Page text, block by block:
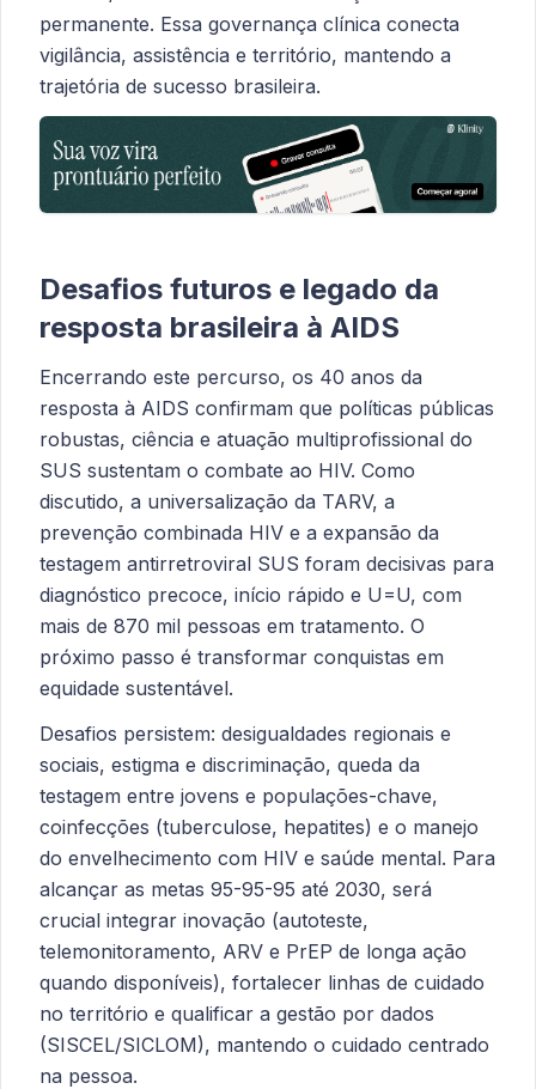
permanente. Essa governança clínica conecta
vigilância, assistência e território, mantendo a
trajetória de sucesso brasileira.
Desafios futuros e legado da
resposta brasileira à AIDS
Encerrando este percurso, os 40 anos da
resposta à AIDS confirmam que políticas públicas
robustas, ciência e atuação multiprofissional do
SUS sustentam o combate ao HIV. Como
discutido, a universalização da TARV, a
prevenção combinada HIV e a expansão da
testagem antirretroviral SUS foram decisivas para
diagnóstico precoce, início rápido e U=U, com
mais de 870 mil pessoas em tratamento. O
próximo passo é transformar conquistas em
equidade sustentável.
Desafios persistem: desigualdades regionais e
sociais, estigma e discriminação, queda da
testagem entre jovens e populações-chave,
coinfecções (tuberculose, hepatites) e o manejo
do envelhecimento com HIV e saúde mental. Para
alcançar as metas 95-95-95 até 2030, será
crucial integrar inovação (autoteste,
telemonitoramento, ARV e PrEP de longa ação
quando disponíveis), fortalecer linhas de cuidado
no território e qualificar a gestão por dados
(SISCEL/SICLOM), mantendo o cuidado centrado
na pessoa.